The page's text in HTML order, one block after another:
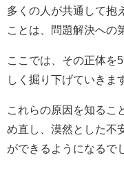
多くの人が共通して抱
ことは、問題解決への
ここでは、その正体を
しく掘り下げていきま
これらの原因を知るこ
め直し、漠然とした不
ができるようになるで